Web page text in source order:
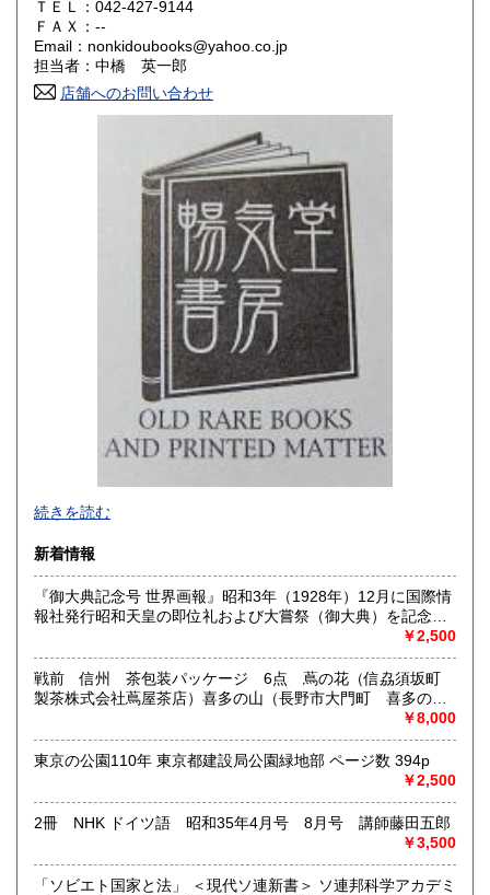
山口県 300円
香川県 300円 愛媛県
高知県
300円 長崎県
300円 大分県
300円 鹿児島県
300円
ＴＥＬ：042-427-9144
ＦＡＸ：--
Email：nonkidoubooks@yahoo.co.jp
担当者：中橋 英一郎
店舗へのお問い合わせ
最寄駅：花小金井
営業時間：10:00〜18:00
定休日：不定休
古本・骨董品の出張買取のお申込み・ご予約は、お電話・ま
たはメールにて承っております。 お気軽にお問合わせくださ
出張費は無料です。旧家、蔵のあるお宅、昭和40年以前の古
いお宅の買取は、遠方でも大歓迎です。
取り扱い分野
社会科学、美術工芸、古典籍、近代文献、外国書
続きを読む
新着情報
『御大典記念号 世界画報』昭和3年（1928年）12月に国際情
報社発行昭和天皇の即位礼および大嘗祭（御大典）を記念す
るグラフ雑誌の臨時増刊号です。当時の儀式の様子や関連行
事を写した貴重な写真や解説が多数収録されています。
￥2,500
戦前 信州 茶包装パッケージ 6点 蔦の花（信劦須坂町
製茶株式会社蔦屋茶店）喜多の山（長野市大門町 喜多の園
本店）西沢園（長野県中堅町 西澤園本舗）梅の花（信州須
坂市梅の園茶店）奈良此園（信州中野町 西澤茶舗）美泉瀧
（信州長野市新町 茶間屋美濃久商店）瀧の音（信濃吉田本
￥8,000
東京の公園110年 東京都建設局公園緑地部 ページ数 394p
￥2,500
2冊 NHK ドイツ語 昭和35年4月号 8月号 講師藤田五郎
￥3,500
「ソビエト国家と法」 ＜現代ソ連新書＞ ソ連邦科学アカデミ